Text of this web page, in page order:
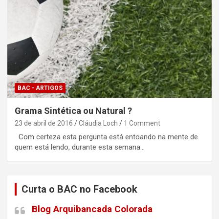
BAC - ARTIGOS
Grama Sintética ou Natural ?
23 de abril de 2016 Cláudia Loch 1 Comment
Com certeza esta pergunta está entoando na mente de
quem está lendo, durante esta semana…
Curta o BAC no Facebook
Blog Arquibancada Colorada